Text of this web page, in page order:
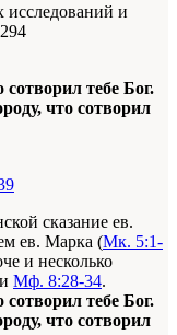
исследований и
тебе Бог.
что сотворил
сказание ев.
ев. Марка (Мк. 5:1-
и несколько
и Мф. 8:28-34.
тебе Бог.
что сотворил